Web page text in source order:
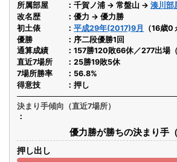
所属部屋
千賀ノ浦 → 常盤山 →湊川部
改名歴
優力 → 優力勝
初土俵
平成29年(2017)9月
（16歳0
優勝
序二段優勝1回
通算成績
157勝120敗66休／277出場
直近7場所
25勝19敗5休
7場所勝率
56.8%
得意技
押し
決まり手傾向（直近7場所）
優力勝が勝ちの決まり手（
押し出し